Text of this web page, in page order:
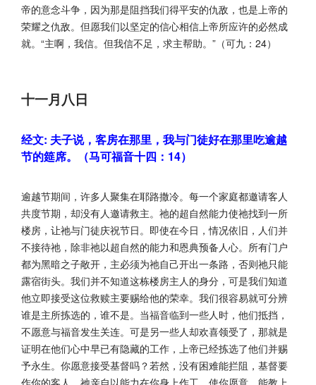
帝的意念斗争，因为那是阻挡我们得平安的仇敌，也是上帝的
荣耀之仇敌。但愿我们以坚定的信心相信上帝所应许的必然成
就。“主啊，我信。但我信不足，求主帮助。”（可九：24）
十一月八日
经文: 夫子说，客房在那里，我与门徒好在那里吃逾越
节的筵席。（马可福音十四：14）
逾越节期间，许多人聚集在耶路撒冷。每一个家庭都邀请客人
共度节期，却没有人邀请救主。祂的超自然能力使祂找到一所
楼房，让祂与门徒庆祝节日。即使在今日，情况依旧，人们并
不接待祂，除非祂以超自然的能力和恩典预备人心。所有门户
都为黑暗之子敞开，主必须为祂自己开出一条路，否则祂只能
露宿街头。我们并不知道这栋楼房主人的身分，可是我们知道
他立即接受这位救赎主要赐给他的荣幸。我们很容易就可分辨
谁是主所拣选的，谁不是。当福音临到一些人时，他们抵挡，
不愿意与福音发生关连。可是另一些人却欢喜领受了，那就是
证明在他们心中早已有隐藏的工作，上帝已经拣选了他们并赐
予永生。你愿意接受基督吗？若然，没有困难能拦阻，基督要
作你的客人，祂亲自以能力在你身上作工，使你愿意。能教上